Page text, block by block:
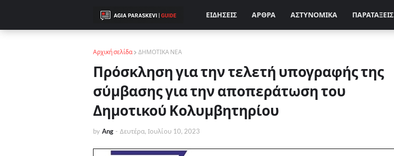
ΕΙΔΗΣΕΙΣ ΑΡΘΡΑ ΑΣΤΥΝΟΜΙΚΑ ΠΑΡΑΤΑΞΕΙΣ
Αρχική σελίδα ΔΗΜΟΤΙΚΑ ΝΕΑ
Πρόσκληση για την τελετή υπογραφής της
σύμβασης για την αποπεράτωση του
Δημοτικού Κολυμβητηρίου
by Ang - Δευτέρα, Ιουλίου 10, 2023